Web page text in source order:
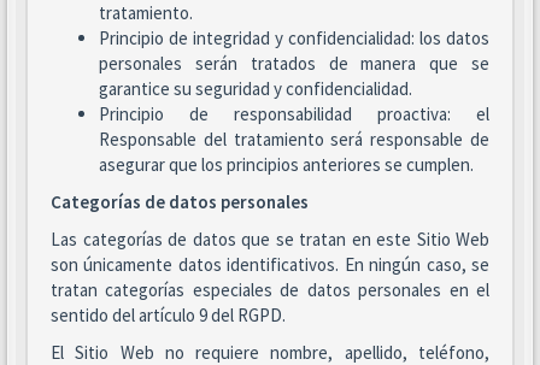
tratamiento.
Principio de integridad y confidencialidad: los datos
personales serán tratados de manera que se
garantice su seguridad y confidencialidad.
Principio de responsabilidad proactiva: el
Responsable del tratamiento será responsable de
asegurar que los principios anteriores se cumplen.
Categorías de datos personales
Las categorías de datos que se tratan en este Sitio Web
son únicamente datos identificativos. En ningún caso, se
tratan categorías especiales de datos personales en el
sentido del artículo 9 del RGPD.
El Sitio Web no requiere nombre, apellido, teléfono,